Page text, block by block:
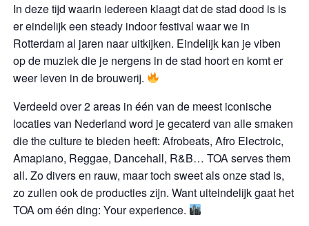
In deze tijd waarin iedereen klaagt dat de stad dood is is
er eindelijk een steady indoor festival waar we in
Rotterdam al jaren naar uitkijken. Eindelijk kan je viben
op de muziek die je nergens in de stad hoort en komt er
weer leven in de brouwerij.
Verdeeld over 2 areas in één van de meest iconische
locaties van Nederland word je gecaterd van alle smaken
die the culture te bieden heeft: Afrobeats, Afro Electroic,
Amapiano, Reggae, Dancehall, R&B… TOA serves them
all. Zo divers en rauw, maar toch sweet als onze stad is,
zo zullen ook de producties zijn. Want uiteindelijk gaat het
TOA om één ding: Your experience.